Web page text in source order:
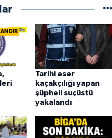
Tarihi eser
kaçakçılığı yapan
şüpheli suçüstü
yakalandı